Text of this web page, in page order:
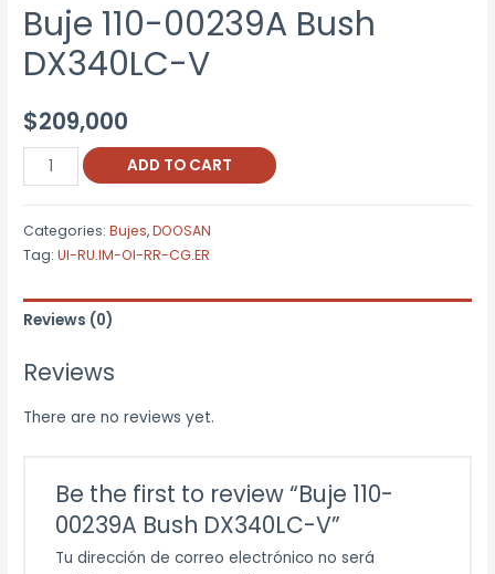
Buje 110-00239A Bush
DX340LC-V
$209,000
Buje
110-
V
quantity
ADD TO CART
Categories:Bujes,DOOSAN
Tag:UI-RU.IM-OI-RR-CG.ER
Reviews (0)
Reviews
There are no reviews yet.
Be the first to review “Buje 110-
00239A Bush DX340LC-V”
Tu dirección de correo electrónico no será